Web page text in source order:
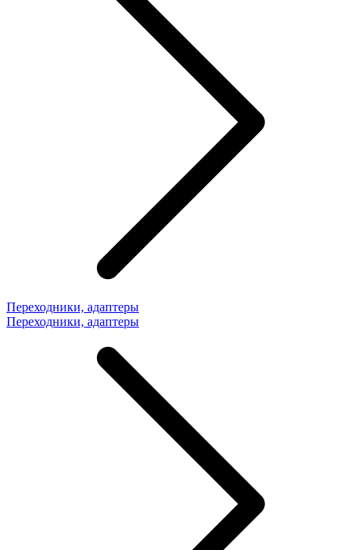
Переходники, адаптеры
Переходники, адаптеры